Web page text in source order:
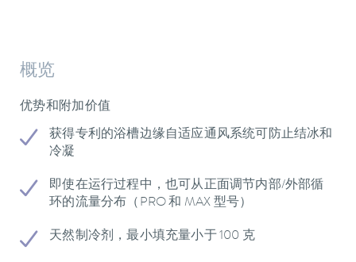
概览
优势和附加价值
获得专利的浴槽边缘自适应通风系统可防止结冰和
冷凝
即使在运行过程中，也可从正面调节内部/外部循
环的流量分布（PRO 和 MAX 型号）
天然制冷剂，最小填充量小于 100 克